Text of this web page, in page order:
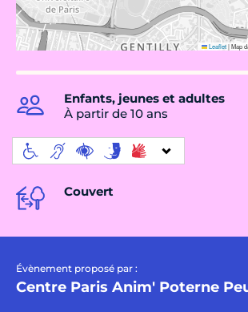
Leaflet|Map
Enfants, jeunes et adultes
À partir de 10 ans
Couvert
Évènement proposé par :
Centre Paris Anim' Poterne